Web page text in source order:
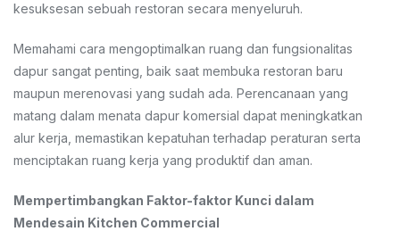
kesuksesan sebuah restoran secara menyeluruh.
Memahami cara mengoptimalkan ruang dan fungsionalitas
dapur sangat penting, baik saat membuka restoran baru
maupun merenovasi yang sudah ada. Perencanaan yang
matang dalam menata dapur komersial dapat meningkatkan
alur kerja, memastikan kepatuhan terhadap peraturan serta
menciptakan ruang kerja yang produktif dan aman.
Mempertimbangkan Faktor-faktor Kunci dalam
Mendesain Kitchen Commercial